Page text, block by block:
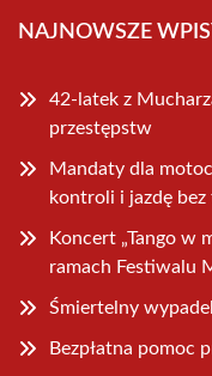
NAJNOWSZE
42-latek z
przestępstw
Mandaty dla
kontroli i jazdę
Koncert „Tango w
ramach Festiwalu
Śmiertelny
Bezpłatna pomoc